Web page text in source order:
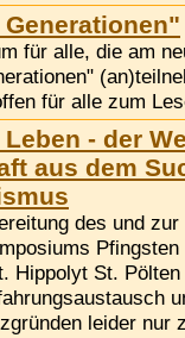
für alle, die am
für alle zum
- der
aus dem
des und
Pfingsten
Hippolyt St.
leider nur